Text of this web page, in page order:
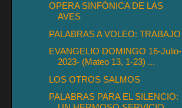
OPERA SINFÓNICA DE LAS
AVES
PALABRAS A VOLEO: TRABAJO
EVANGELIO DOMINGO 16-Julio-
2023- (Mateo 13, 1-23) ...
LOS OTROS SALMOS
PALABRAS PARA EL SILENCIO: